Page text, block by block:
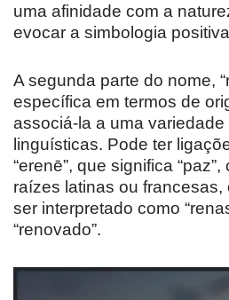
uma afinidade com a
evocar a simbologia
A segunda parte do nome,
específica em termos de
associá-la a uma
linguísticas. Pode ter
“erenē”, que significa
raízes latinas ou francesas,
ser interpretado como
“renovado”.